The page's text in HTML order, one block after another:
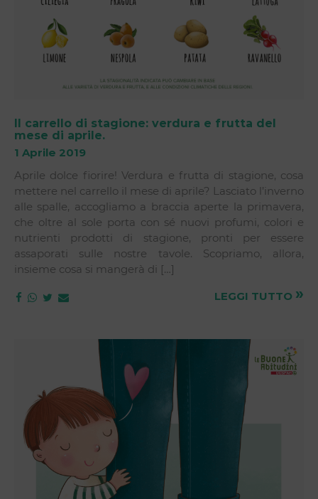
Il carrello di stagione: verdura e frutta del
mese di aprile.
1 Aprile 2019
Aprile dolce fiorire! Verdura e frutta di stagione, cosa
mettere nel carrello il mese di aprile? Lasciato l’inverno
alle spalle, accogliamo a braccia aperte la primavera,
che oltre al sole porta con sé nuovi profumi, colori e
nutrienti prodotti di stagione, pronti per essere
assaporati sulle nostre tavole. Scopriamo, allora,
insieme cosa si mangerà di […]
LEGGI TUTTO »